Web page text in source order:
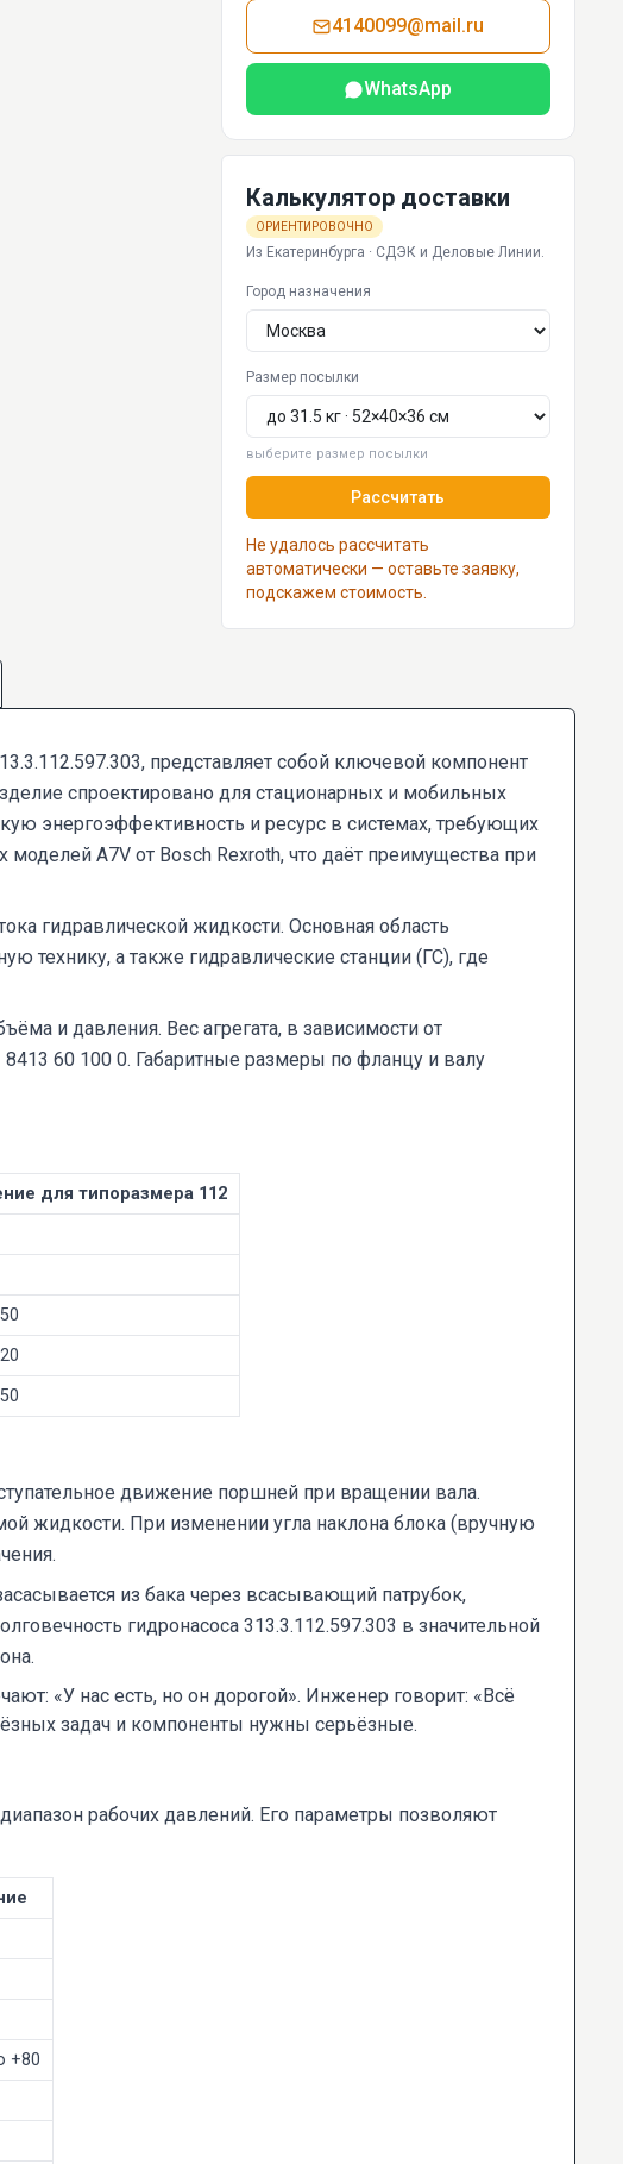
4140099@mail.ru
WhatsApp
Калькулятор доставки
ОРИЕНТИРОВОЧНО
Из Екатеринбурга · СДЭК и Деловые Линии.
Город назначения
Размер посылки
выберите размер посылки
Рассчитать
Не удалось рассчитать
автоматически — оставьте заявку,
подскажем стоимость.
представляет собой ключевой компонент
спроектировано для стационарных и мобильных
энергоэффективность и ресурс в системах, требующих
A7V от Bosch Rexroth, что даёт преимущества при
гидравлической жидкости. Основная область
технику, а также гидравлические станции (ГС), где
и давления. Вес агрегата, в зависимости от
60 100 0. Габаритные размеры по фланцу и валу
для типоразмера 112
движение поршней при вращении вала.
жидкости. При изменении угла наклона блока (вручную
из бака через всасывающий патрубок,
гидронасоса 313.3.112.597.303 в значительной
«У нас есть, но он дорогой». Инженер говорит: «Всё
задач и компоненты нужны серьёзные.
рабочих давлений. Его параметры позволяют
+80